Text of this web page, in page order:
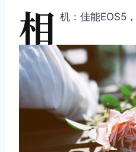
相 机：佳能EOS5，